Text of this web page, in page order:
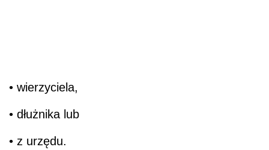
• wierzyciela,
• dłużnika lub
• z urzędu.